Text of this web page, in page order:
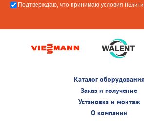
Подтверждаю, что принимаю условия
Каталог оборудования
Заказ и получение
Установка и монтаж
О компании